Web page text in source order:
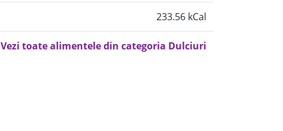
233.56 kCal
Vezi toate alimentele din categoria Dulciuri